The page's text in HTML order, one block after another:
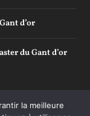
d’or
du Gant d’or
la meilleure